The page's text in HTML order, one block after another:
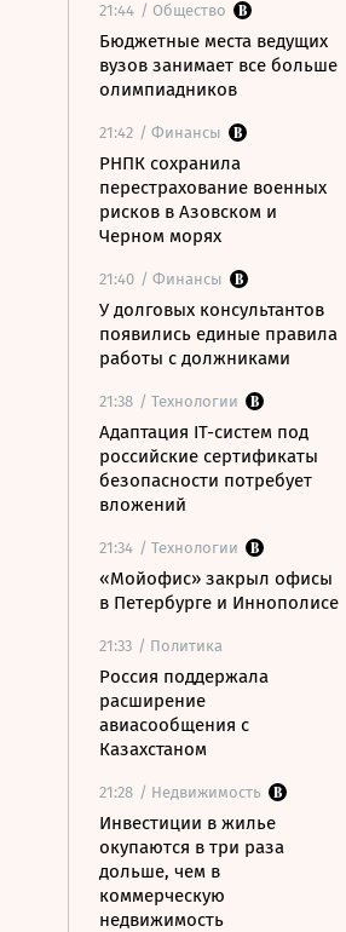
21:44 / Общество
Бюджетные места ведущих
вузов занимает все больше
олимпиадников
21:42 / Финансы
РНПК сохранила
перестрахование военных
рисков в Азовском и
Черном морях
21:40 / Финансы
У долговых консультантов
появились единые правила
работы с должниками
21:38 / Технологии
Адаптация IT-систем под
российские сертификаты
безопасности потребует
вложений
21:34 / Технологии
«Мойофис» закрыл офисы
в Петербурге и Иннополисе
21:33 / Политика
Россия поддержала
расширение
авиасообщения с
Казахстаном
21:28 / Недвижимость
Инвестиции в жилье
окупаются в три раза
дольше, чем в
коммерческую
недвижимость